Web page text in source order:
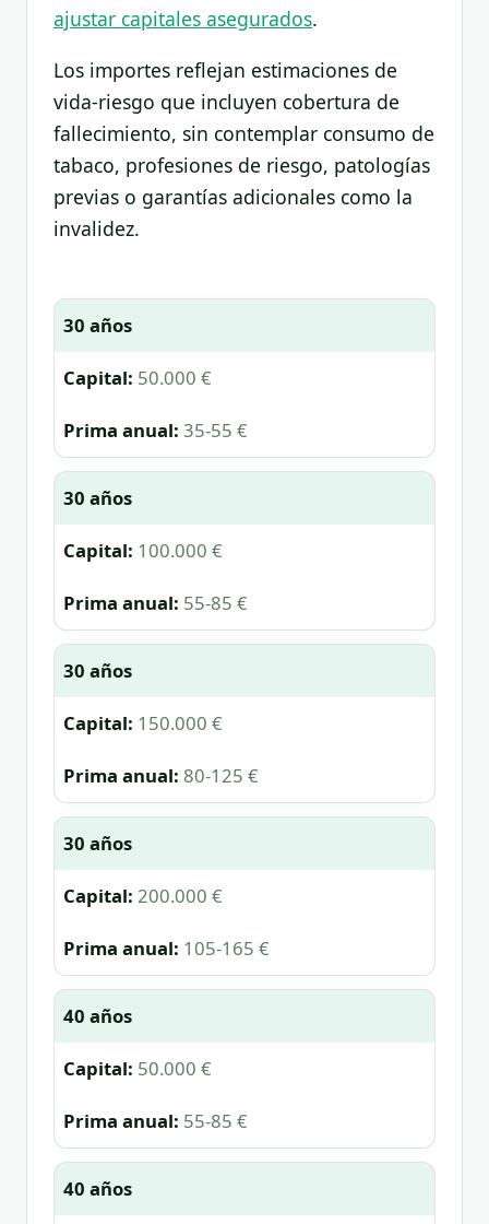
ajustar capitales asegurados.
Los importes reflejan estimaciones de
vida-riesgo que incluyen cobertura de
fallecimiento, sin contemplar consumo de
tabaco, profesiones de riesgo, patologías
previas o garantías adicionales como la
invalidez.
30 años
50.000 €
35-55 €
30 años
100.000 €
55-85 €
30 años
150.000 €
80-125 €
30 años
200.000 €
105-165 €
40 años
50.000 €
55-85 €
40 años